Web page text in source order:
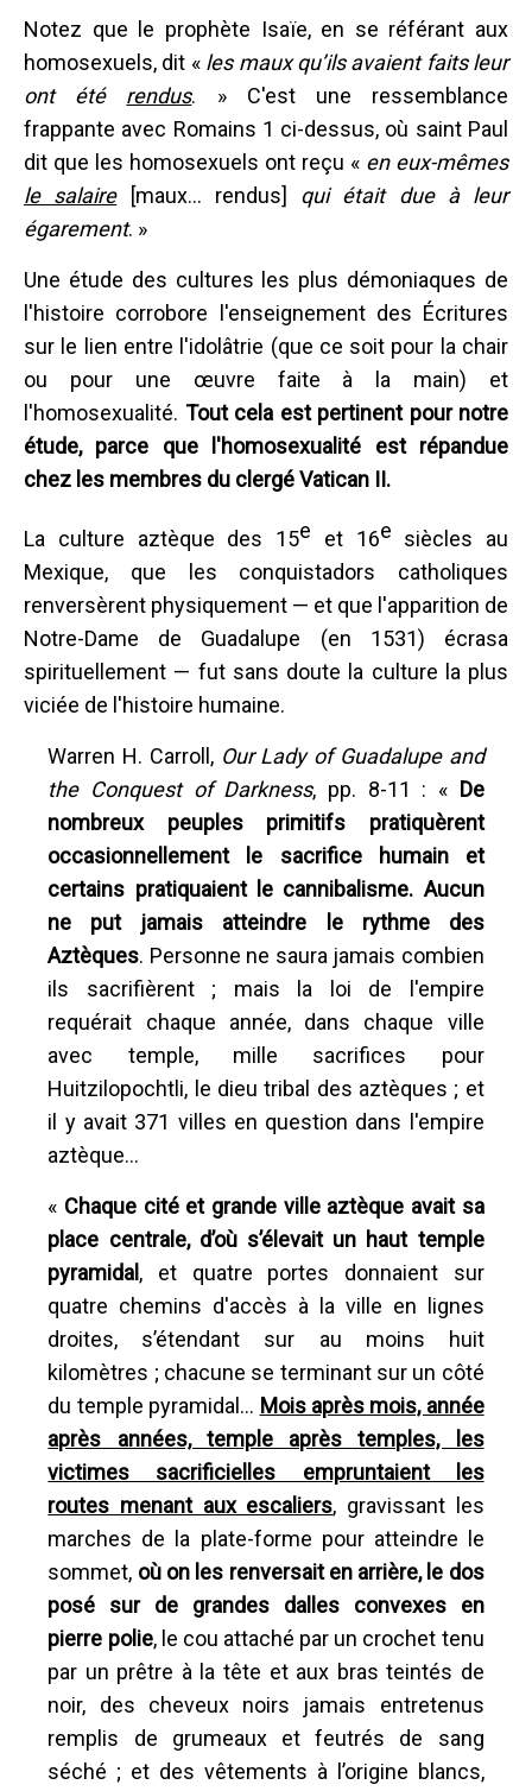
Notez que le prophète Isaïe, en se référant aux
homosexuels, dit « les maux qu’ils avaient faits leur
ont été rendus. » C'est une ressemblance
frappante avec Romains 1 ci-dessus, où saint Paul
dit que les homosexuels ont reçu « en eux-mêmes
le salaire[maux... rendus] qui était due à leur
égarement. »
Une étude des cultures les plus démoniaques de
l'histoire corrobore l'enseignement des Écritures
sur le lien entre l'idolâtrie (que ce soit pour la chair
ou pour une œuvre faite à la main) et
l'homosexualité. Tout cela est pertinent pour notre
étude, parce que l'homosexualité est répandue
chez les membres du clergé Vatican II.
La culture aztèque des 15e et 16e siècles au
Mexique, que les conquistadors catholiques
renversèrent physiquement — et que l'apparition de
Notre-Dame de Guadalupe (en 1531) écrasa
spirituellement — fut sans doute la culture la plus
viciée de l'histoire humaine.
Warren H. Carroll, Our Lady of Guadalupe and
the Conquest of Darkness, pp. 8-11 : «
De
nombreux peuples primitifs pratiquèrent
occasionnellement le sacrifice humain et
certains pratiquaient le cannibalisme. Aucun
ne put jamais atteindre le rythme des
Aztèques. Personne ne saura jamais combien
ils sacrifièrent ; mais la loi de l'empire
requérait chaque année, dans chaque ville
avec temple, mille sacrifices pour
Huitzilopochtli, le dieu tribal des aztèques ; et
il y avait 371 villes en question dans l'empire
aztèque...
« Chaque cité et grande ville aztèque avait sa
place centrale, d’où s’élevait un haut temple
pyramidal , et quatre portes donnaient sur
quatre chemins d'accès à la ville en lignes
droites, s’étendant sur au moins huit
kilomètres ; chacune se terminant sur un côté
du temple pyramidal... Mois après mois, année
après années, temple après temples, les
victimes sacrificielles empruntaient les
routes menant aux escaliers, gravissant les
marches de la plate-forme pour atteindre le
sommet, où on les renversait en arrière, le dos
posé sur de grandes dalles convexes en
pierre polie, le cou attaché par un crochet tenu
par un prêtre à la tête et aux bras teintés de
noir, des cheveux noirs jamais entretenus
remplis de grumeaux et feutrés de sang
séché ; et des vêtements à l’origine blancs,